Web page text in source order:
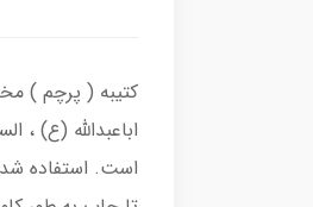
کتیبه ( پرچم )
اباعبدالله (ع)
است. استفاده